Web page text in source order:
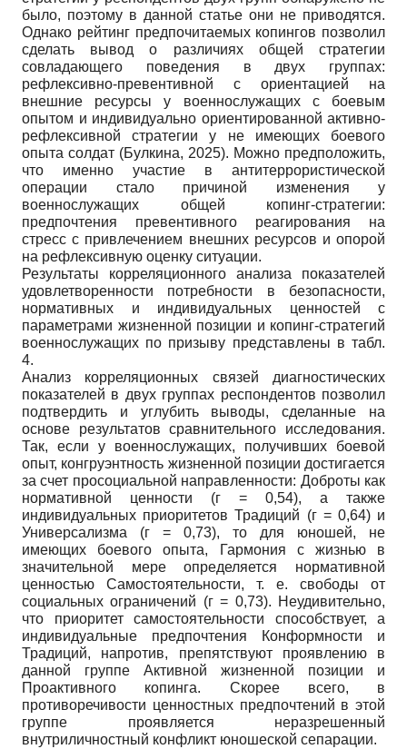
было, поэтому в данной статье они не приводятся.
Однако рейтинг предпочитаемых копингов позволил
сделать вывод о различиях общей стратегии
совладающего поведения в двух группах:
рефлексивно-превентивной с ориентацией на
внешние ресурсы у военнослужащих с боевым
опытом и индивидуально ориентированной активно-
рефлексивной стратегии у не имеющих боевого
опыта солдат (Булкина, 2025). Можно предположить,
что именно участие в антитеррористической
операции стало причиной изменения у
военнослужащих общей копинг-стратегии:
предпочтения превентивного реагирования на
стресс с привлечением внешних ресурсов и опорой
на рефлексивную оценку ситуации.
Результаты корреляционного анализа показателей
удовлетворенности потребности в безопасности,
нормативных и индивидуальных ценностей с
параметрами жизненной позиции и копинг-стратегий
военнослужащих по призыву представлены в табл.
4.
Анализ корреляционных связей диагностических
показателей в двух группах респондентов позволил
подтвердить и углубить выводы, сделанные на
основе результатов сравнительного исследования.
Так, если у военнослужащих, получивших боевой
опыт, конгруэнтность жизненной позиции достигается
за счет просоциальной направленности: Доброты как
нормативной ценности (г = 0,54), а также
индивидуальных приоритетов Традиций (г = 0,64) и
Универсализма (г = 0,73), то для юношей, не
имеющих боевого опыта, Гармония с жизнью в
значительной мере определяется нормативной
ценностью Самостоятельности, т. е. свободы от
социальных ограничений (г = 0,73). Неудивительно,
что приоритет самостоятельности способствует, а
индивидуальные предпочтения Конформности и
Традиций, напротив, препятствуют проявлению в
данной группе Активной жизненной позиции и
Проактивного копинга. Скорее всего, в
противоречивости ценностных предпочтений в этой
группе проявляется неразрешенный
внутриличностный конфликт юношеской сепарации.